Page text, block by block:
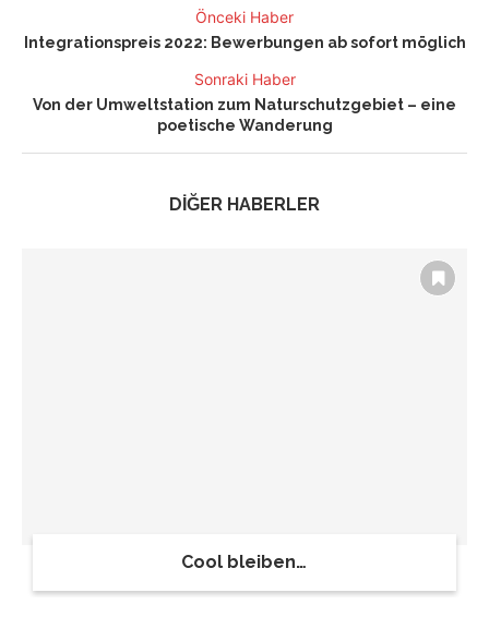
Önceki Haber
Integrationspreis 2022: Bewerbungen ab sofort möglich
Sonraki Haber
Von der Umweltstation zum Naturschutzgebiet – eine
poetische Wanderung
DİĞER HABERLER
Cool bleiben…